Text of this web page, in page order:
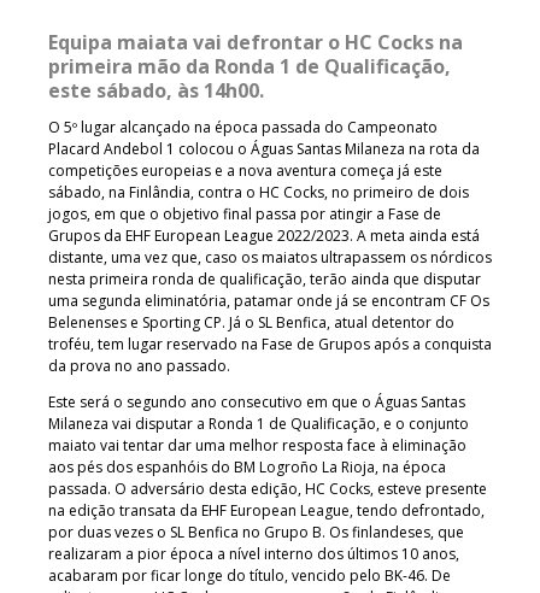
Equipa maiata vai defrontar o HC Cocks na
primeira mão da Ronda 1 de Qualificação,
este sábado, às 14h00.
O 5º lugar alcançado na época passada do Campeonato
Placard Andebol 1 colocou o Águas Santas Milaneza na rota da
competições europeias e a nova aventura começa já este
sábado, na Finlândia, contra o HC Cocks, no primeiro de dois
jogos, em que o objetivo final passa por atingir a Fase de
Grupos da EHF European League 2022/2023. A meta ainda está
distante, uma vez que, caso os maiatos ultrapassem os nórdicos
nesta primeira ronda de qualificação, terão ainda que disputar
uma segunda eliminatória, patamar onde já se encontram CF Os
Belenenses e Sporting CP. Já o SL Benfica, atual detentor do
troféu, tem lugar reservado na Fase de Grupos após a conquista
da prova no ano passado.
Este será o segundo ano consecutivo em que o Águas Santas
Milaneza vai disputar a Ronda 1 de Qualificação, e o conjunto
maiato vai tentar dar uma melhor resposta face à eliminação
aos pés dos espanhóis do BM Logroño La Rioja, na época
passada. O adversário desta edição, HC Cocks, esteve presente
na edição transata da EHF European League, tendo defrontado,
por duas vezes o SL Benfica no Grupo B. Os finlandeses, que
realizaram a pior época a nível interno dos últimos 10 anos,
acabaram por ficar longe do título, vencido pelo BK-46. De